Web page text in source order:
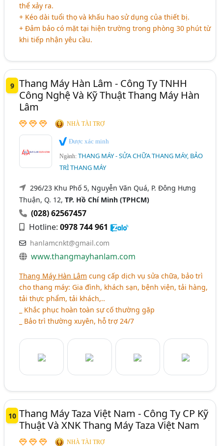
thể xảy ra.
+ Kéo dài tuổi thọ và khấu hao sử dụng của thiết bị.
+ Đảm bảo có mặt tại hiện trường trong phòng 30 phút từ
khi tiếp nhận yêu cầu.
9 Thang Máy Hàn Lâm - Công Ty TNHH
Công Nghệ Và Kỹ Thuật Thang Máy Hàn
Lâm
NHÀ TÀI TRỢ
Được xác minh
Ngành:THANG MÁY - SỬA CHỮA THANG MÁY, BẢO
TRÌ THANG MÁY
296/23 Khu Phố 5, Nguyễn Văn Quá, P. Đông Hưng
Thuận, Q. 12,TP. Hồ Chí Minh (TPHCM)
(028) 62567457
Hotline:0978 744 961
hanlamcnkt@gmail.com
www.thangmayhanlam.com
Thang Máy Hàn Lâm cung cấp dịch vụ sửa chữa, bảo trì
cho thang máy: Gia đình, khách sạn, bệnh viện, tải hàng,
tải thực phẩm, tải khách,..
_ Khắc phục hoàn toàn sự cố thường gặp
_ Bảo trì thường xuyên, hỗ trợ 24/7
10 Thang Máy Taza Việt Nam - Công Ty CP Kỹ
Thuật Và XNK Thang Máy Taza Việt Nam
NHÀ TÀI TRỢ